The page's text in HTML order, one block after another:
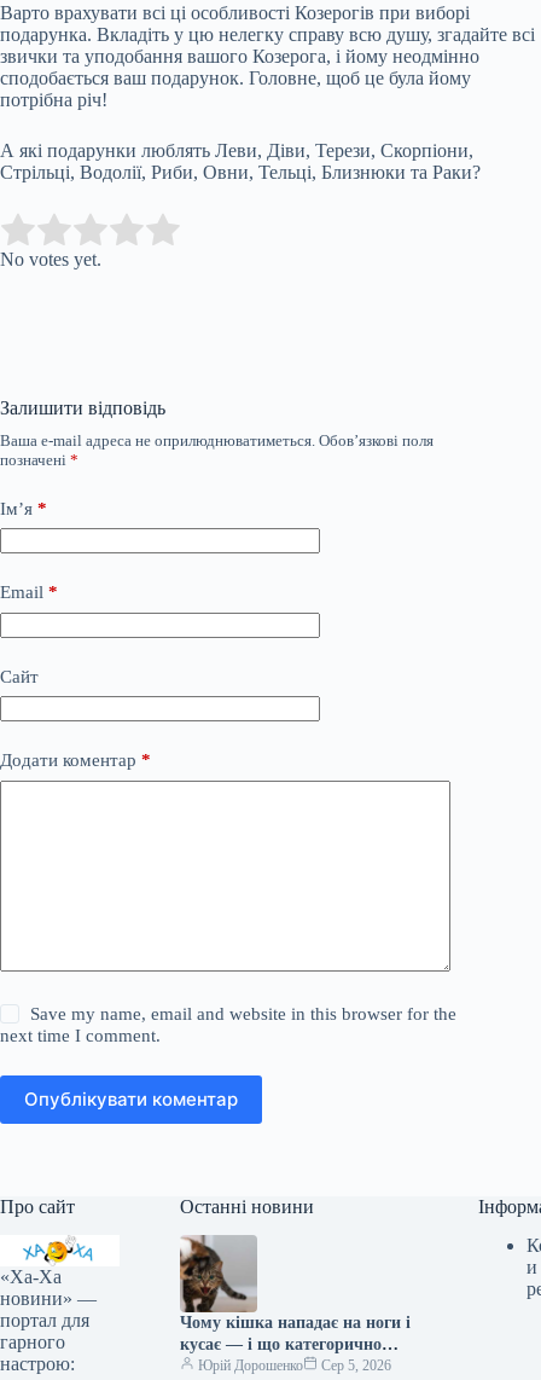
Варто врахувати всі ці особливості Козерогів при виборі
подарунка. Вкладіть у цю нелегку справу всю душу, згадайте всі
звички та уподобання вашого Козерога, і йому неодмінно
сподобається ваш подарунок. Головне, щоб це була йому
потрібна річ!
А які подарунки люблять Леви, Діви, Терези, Скорпіони,
Стрільці, Водолії, Риби, Овни, Тельці, Близнюки та Раки?
Rate this item:
No votes yet.
Залишити відповідь
Ваша e-mail адреса не оприлюднюватиметься. Обов’язкові поля
позначені *
Ім’я *
Email *
Сайт
Додати коментар *
Save my name, email and website in this browser for the
next time I comment.
Опублікувати коментар
Про сайт
«Ха-Ха
новини» —
портал для
гарного
настрою:
Останні новини
Чому кішка нападає на ноги і
кусає — і що категорично
заборонено робити у відповідь
Юрій Дорошенко Сер 5, 2026
и